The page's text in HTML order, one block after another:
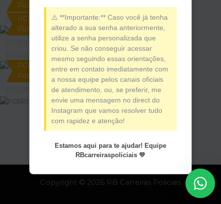
Polícia
PCERJ – Informática
PCERJ Inspetor de
Polícia
PCERJ – Leis
PCERJ Inspetor de
Polícia
PCERJ – Direito Penal
Copyright © 2026 RB Carreiras Policiais
⚠️ **Importante:** Caso você já tenha
alterado a sua senha anteriormente,
utilize a senha personalizada que
criou. Se não conseguir acessar
mesmo seguindo essas orientações,
entre em contato imediatamente com
a nossa equipe pelos canais oficiais
de atendimento, ou, se preferir, me
envie uma mensagem no direct do
Instagram que vamos resolver tudo
com rapidez e atenção!
Estamos aqui para te ajudar! Equipe
RBcarreiraspoliciais 💛